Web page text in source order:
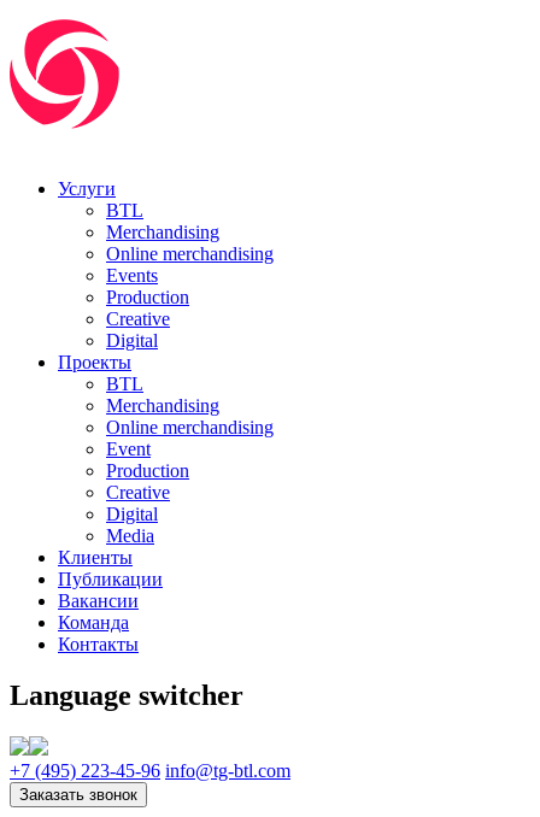
Услуги
BTL
Merchandising
Online merchandising
Events
Production
Creative
Digital
Проекты
BTL
Merchandising
Online merchandising
Event
Production
Creative
Digital
Media
Клиенты
Публикации
Вакансии
Команда
Контакты
Language switcher
+7 (495) 223-45-96 info@tg-btl.com
Заказать звонок